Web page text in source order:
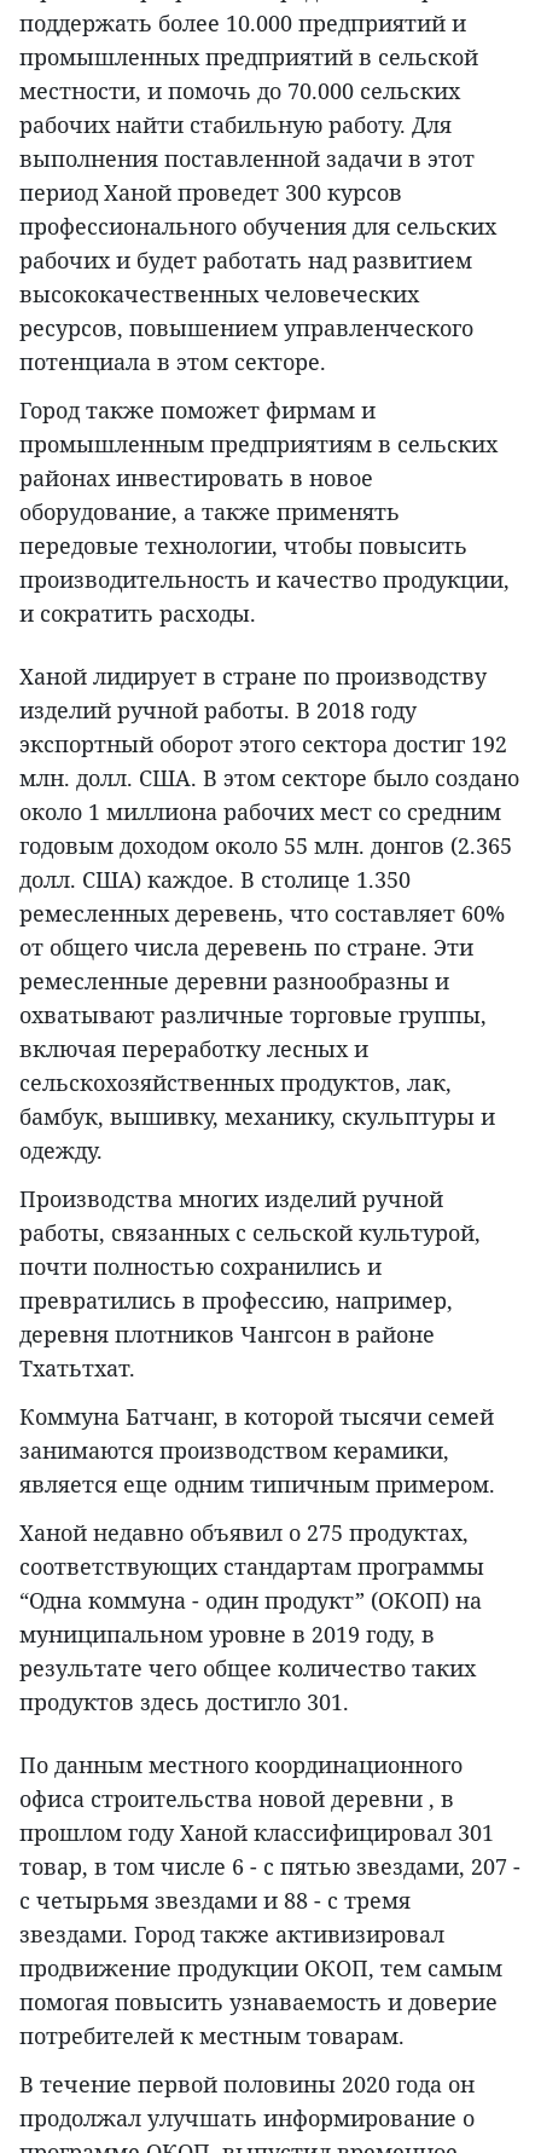
поддержать более 10.000 предприятий и
промышленных предприятий в сельской
местности, и помочь до 70.000 сельских
рабочих найти стабильную работу. Для
выполнения поставленной задачи в этот
период Ханой проведет 300 курсов
профессионального обучения для сельских
рабочих и будет работать над развитием
высококачественных человеческих
ресурсов, повышением управленческого
потенциала в этом секторе.
Город также поможет фирмам и
промышленным предприятиям в сельских
районах инвестировать в новое
оборудование, а также применять
передовые технологии, чтобы повысить
производительность и качество продукции,
и сократить расходы.
Ханой лидирует в стране по производству
изделий ручной работы. В 2018 году
экспортный оборот этого сектора достиг 192
млн. долл. США. В этом секторе было создано
около 1 миллиона рабочих мест со средним
годовым доходом около 55 млн. донгов (2.365
долл. США) каждое. В столице 1.350
ремесленных деревень, что составляет 60%
от общего числа деревень по стране. Эти
ремесленные деревни разнообразны и
охватывают различные торговые группы,
включая переработку лесных и
сельскохозяйственных продуктов, лак,
бамбук, вышивку, механику, скульптуры и
одежду.
Производства многих изделий ручной
работы, связанных с сельской культурой,
почти полностью сохранились и
превратились в профессию, например,
деревня плотников Чангсон в районе
Тхатьтхат.
Коммуна Батчанг, в которой тысячи семей
занимаются производством керамики,
является еще одним типичным примером.
Ханой недавно объявил о 275 продуктах,
соответствующих стандартам программы
“Одна коммуна - один продукт” (ОКОП) на
муниципальном уровне в 2019 году, в
результате чего общее количество таких
продуктов здесь достигло 301.
По данным местного координационного
офиса строительства новой деревни , в
прошлом году Ханой классифицировал 301
товар, в том числе 6 - с пятью звездами, 207 -
с четырьмя звездами и 88 - с тремя
звездами. Город также активизировал
продвижение продукции ОКОП, тем самым
помогая повысить узнаваемость и доверие
потребителей к местным товарам.
В течение первой половины 2020 года он
продолжал улучшать информирование о